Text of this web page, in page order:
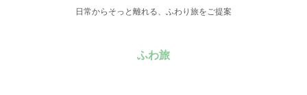
日常からそっと離れる、ふわり旅をご提案
ふわ旅